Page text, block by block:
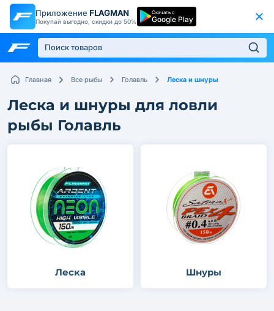
Приложение FLAGMAN
Покупай выгодно, скидки до 50%
Скачать с
Google Play
Главная Все рыбы Голавль Леска и шнуры
Леска и шнуры для ловли
рыбы Голавль
Леска Шнуры